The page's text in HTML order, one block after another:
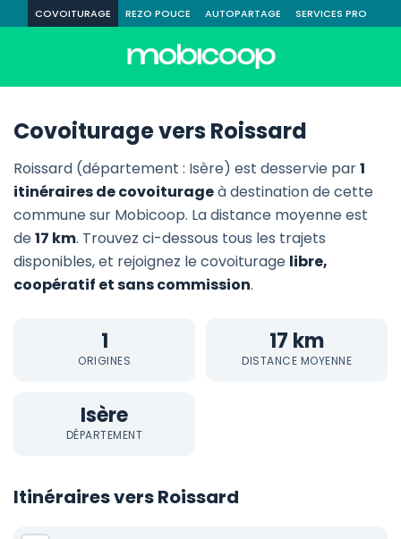
COVOITURAGE REZO POUCE AUTOPARTAGE SERVICES PRO
Covoiturage vers Roissard
Roissard (département : Isère) est desservie par1
itinéraires de covoiturageà destination de cette
commune sur Mobicoop. La distance moyenne est
de17 km. Trouvez ci-dessous tous les trajets
disponibles, et rejoignez le covoiturage libre,
coopératif et sans commission.
1
ORIGINES
17 km
DISTANCE MOYENNE
Isère
DÉPARTEMENT
Itinéraires vers Roissard